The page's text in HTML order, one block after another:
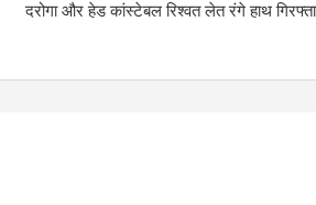
दरोगा और हेड कांस्टेबल रिश्वत लेत रंगे हाथ